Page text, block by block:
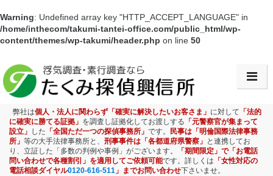
Warning: Undefined array key "HTTP_ACCEPT_LANGUAGE" in
/home/inthecom/takumi-tantei-office.com/public_html/wp-
content/themes/wp-takumi/header.php on line 50
会社情報・アクセス
素行調査
盗聴盗撮調査
弊社は個人・法人に関わらず「確実に解決したいお客さま」 に対して 「法的
に確実に勝てる証拠」 を調査し証拠化してお渡しする 「元警察官が集まって
設立」 した 「全国ただ一つの探偵事務所」 です。
民事は「明倫国際法律事務
所」 等の大手法律事務所と、 刑事事件は「各都道府県警察」 と連携してお
り、立証した「多数の判例や事例」がございます。
「期間限定」で「お電話
問い合わせで各種割引」を適用してご依頼可能です。詳しくは 「女性対応の
電話相談ダイヤル0120-616-511 」までお問い合わせ下さいませ。